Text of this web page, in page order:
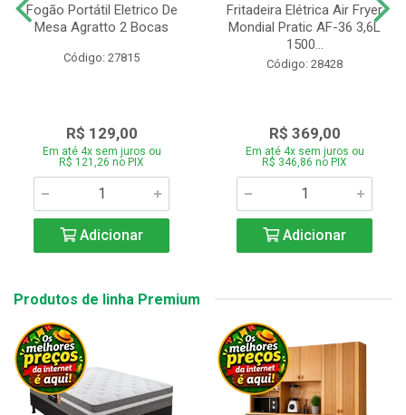
Fogão Portátil Eletrico De
Mesa Agratto 2 Bocas
Código: 27815
R$ 129,00
Em até 4x sem juros ou
R$ 121,26 no PIX
Adicionar
Fritadeira Elétrica Air Fryer
Mondial Pratic AF-36 3,6L
1500...
Código: 28428
R$ 369,00
Em até 4x sem juros ou
R$ 346,86 no PIX
Adicionar
Produtos de linha Premium